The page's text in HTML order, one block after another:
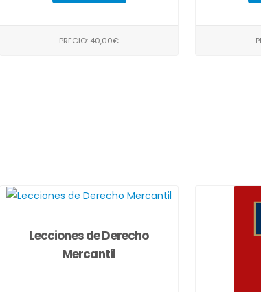
PRECIO: 40,00€
Lecciones de Derecho
Mercantil